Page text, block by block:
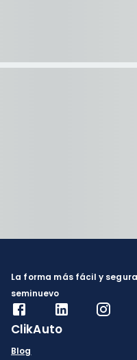
La forma más fácil y
seminuevo
ClikAuto
Blog